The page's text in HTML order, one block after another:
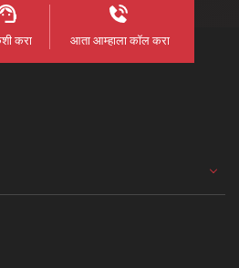
करा आता आम्हाला कॉल करा